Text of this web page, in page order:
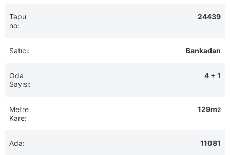
Tapu
no:
24439
Satıcı: Bankadan
Oda
Sayısı:
4 + 1
Metre
Kare:
129m2
Ada: 11081